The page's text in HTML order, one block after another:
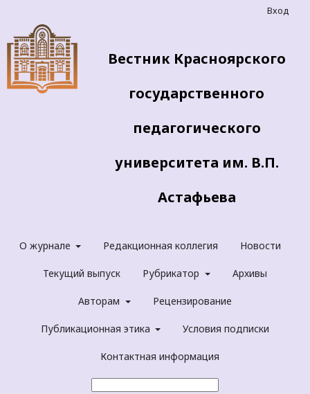
Вестник Красноярского
государственного
педагогического
университета им. В.П.
Астафьева
О журнале Редакционная коллегия Новости
Текущий выпуск Рубрикатор Архивы
Авторам Рецензирование
Публикационная этика Условия подписки
Контактная информация
Вход